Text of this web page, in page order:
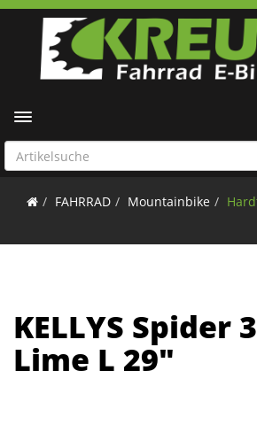
Toggle navigation
FAHRRAD Mountainbike
KELLYS Spider
Lime L 29"